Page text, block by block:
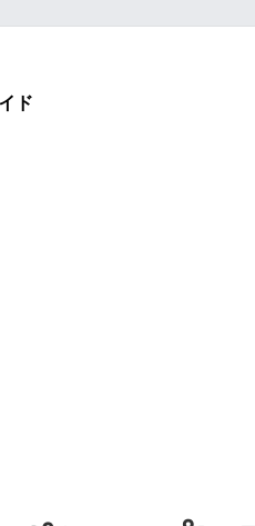
ド